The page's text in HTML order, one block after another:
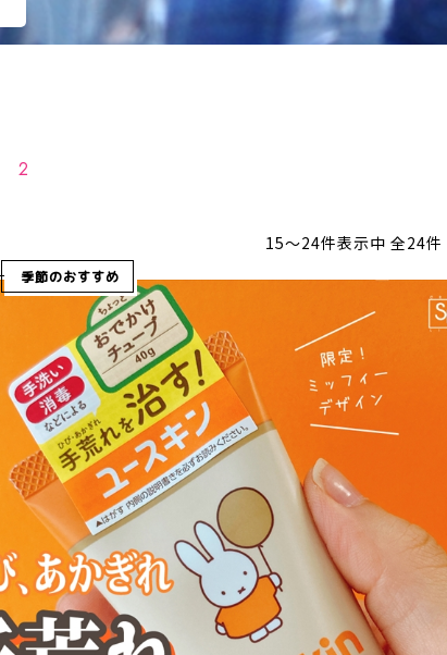
2
15〜24件表示中 全24件
季節のおすすめ